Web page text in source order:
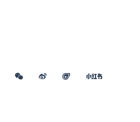
微信 微博 飞猪 小红书